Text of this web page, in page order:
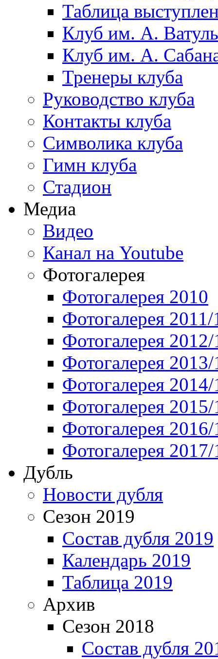
Таблица
Клуб им. А.
Клуб им. А.
Тренеры клуба
Руководство клуба
Контакты клуба
Символика клуба
Гимн клуба
Стадион
Медиа
Видео
Канал на Youtube
Фотогалерея
Фотогалерея 2010
Фотогалерея 2011/
Фотогалерея
Фотогалерея
Фотогалерея
Фотогалерея
Фотогалерея
Фотогалерея
Дубль
Новости дубля
Сезон 2019
Состав дубля 2019
Календарь 2019
Таблица 2019
Архив
Сезон 2018
Состав дубля